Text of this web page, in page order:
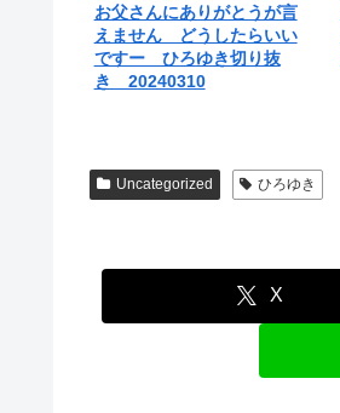
お父さんにありがとうが言
えません どうしたらいい
ですー ひろゆき切り抜
き 20240310
Uncategorized ひろゆき
X